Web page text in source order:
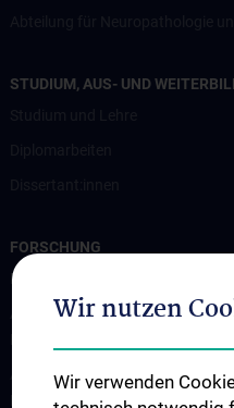
STUDIUM, AUS- UND
FORSCHUNG
Professur für Experimentelle
Arbeitsgruppe für Amyotrophe
Arbeitsgruppe für
Demenzerkrankungen
Wir nutzen
Wir verwenden